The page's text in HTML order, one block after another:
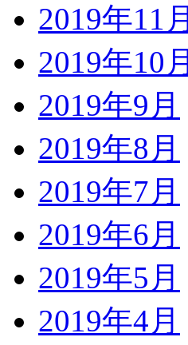
2019年11月
2019年10月
2019年9月
2019年8月
2019年7月
2019年6月
2019年5月
2019年4月